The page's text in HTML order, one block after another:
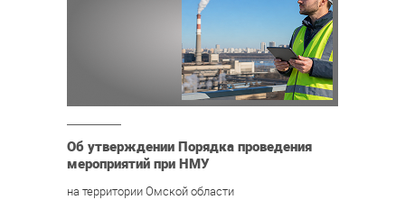
Об утверждении Порядка проведения
мероприятий при НМУ
на территории Омской области